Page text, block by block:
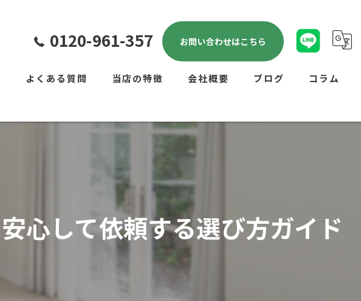
0120-961-357 お問い合わせはこちら
よくある質問 当店の特徴
ハウスクリーニング
不用品回収
会社概要 ブログ コラム
心して依頼する選び方ガイド